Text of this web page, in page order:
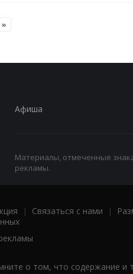
»
Афиша
Материалы, отмеченные
рекламы.
| Связаться с нами |
о том, что содержание и